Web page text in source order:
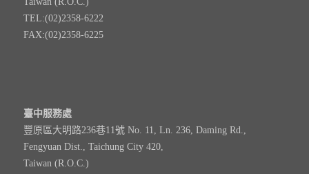
TEL:(02)2358-6222
FAX:(02)2358-6225
臺中服務處
豐原區大明路236巷11號 No. 11, Ln. 236, Daming Rd.,
Fengyuan Dist., Taichung City 420,
Taiwan (R.O.C.)